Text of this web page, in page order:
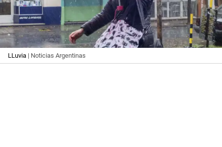
LLuvia | Noticias Argentinas